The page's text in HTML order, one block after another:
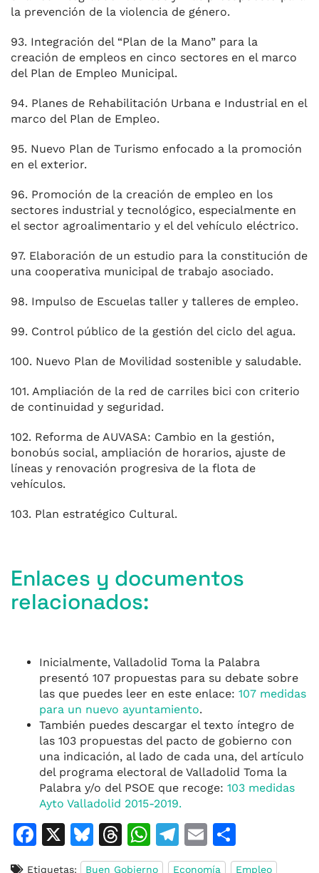
la prevención de la violencia de género.
93. Integración del “Plan de la Mano” para la
creación de empleos en cinco sectores en el marco
del Plan de Empleo Municipal.
94. Planes de Rehabilitación Urbana e Industrial en el
marco del Plan de Empleo.
95. Nuevo Plan de Turismo enfocado a la promoción
en el exterior.
96. Promoción de la creación de empleo en los
sectores industrial y tecnológico, especialmente en
el sector agroalimentario y el del vehículo eléctrico.
97. Elaboración de un estudio para la constitución de
una cooperativa municipal de trabajo asociado.
98. Impulso de Escuelas taller y talleres de empleo.
99. Control público de la gestión del ciclo del agua.
100. Nuevo Plan de Movilidad sostenible y saludable.
101. Ampliación de la red de carriles bici con criterio
de continuidad y seguridad.
102. Reforma de AUVASA: Cambio en la gestión,
bonobús social, ampliación de horarios, ajuste de
líneas y renovación progresiva de la flota de
vehículos.
103. Plan estratégico Cultural.
Enlaces y documentos
relacionados:
Inicialmente, Valladolid Toma la Palabra
presentó 107 propuestas para su debate sobre
las que puedes leer en este enlace: 107 medidas
para un nuevo ayuntamiento.
También puedes descargar el texto íntegro de
las 103 propuestas del pacto de gobierno con
una indicación, al lado de cada una, del artículo
del programa electoral de Valladolid Toma la
Palabra y/o del PSOE que recoge: 103 medidas
Ayto Valladolid 2015-2019.
F
X
Bl
u
T
h
W
h
T
el
E
m o
Etiquetas: Buen Gobierno Economía
Empleo